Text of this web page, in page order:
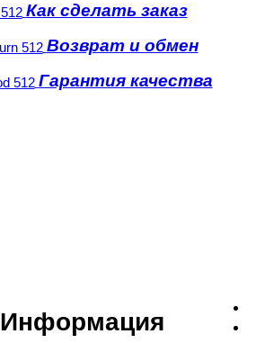
Как сделать заказ
Возврат и обмен
Гарантия качества
Информация